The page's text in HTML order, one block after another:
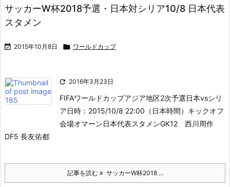
サッカーW杯2018予選・日本対シリア10/8 日本代表
スタメン
 2015年10月8日  ワールドカップ
 2016年3月23日
FIFAワールドカップアジア地区2次予選日本vsシリ
ア日時：2015/10/8 22:00（日本時間）キックオフ
会場オマーン日本代表スタメンGK12 西川周作
DF5 長友佑都
記事を読む サッカーW杯2018 ...